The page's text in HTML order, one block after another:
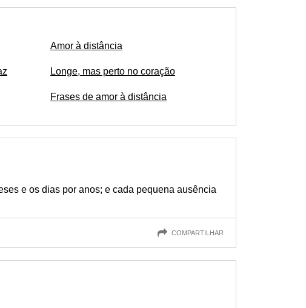
Amor à distância
Longe, mas perto no coração
Frases de amor à distância
e os dias por anos; e cada pequena ausência
COMPARTILHAR